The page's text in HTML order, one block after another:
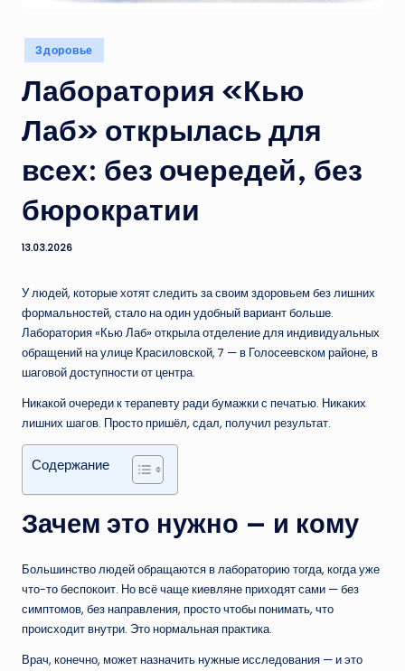
Опубликовано
в
Здоровье
Лаборатория «Кью
Лаб» открылась для
всех: без очередей, без
бюрократии
13.03.2026
У людей, которые хотят следить за своим здоровьем без лишних
формальностей, стало на один удобный вариант больше.
Лаборатория «Кью Лаб» открыла отделение для индивидуальных
обращений на улице Красиловской, 7 — в Голосеевском районе, в
шаговой доступности от центра.
Никакой очереди к терапевту ради бумажки с печатью. Никаких
лишних шагов. Просто пришёл, сдал, получил результат.
Содержание
Зачем это нужно — и кому
Большинство людей обращаются в лабораторию тогда, когда уже
что-то беспокоит. Но всё чаще киевляне приходят сами — без
симптомов, без направления, просто чтобы понимать, что
происходит внутри. Это нормальная практика.
Врач, конечно, может назначить нужные исследования — и это